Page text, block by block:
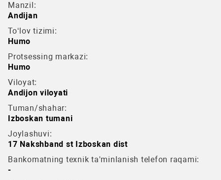
Manzil:
Andijan
To‘lov tizimi:
Humo
Protsessing markazi:
Humo
Viloyat:
Andijon viloyati
Tuman/shahar:
Izboskan tumani
Joylashuvi:
17 Nakshband st Izboskan dist
Bankomatning texnik ta'minlanish telefon raqami:
-